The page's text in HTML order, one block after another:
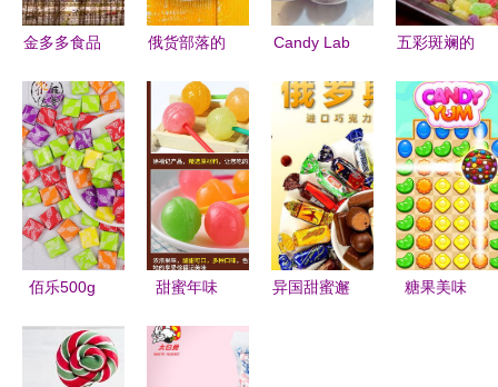
金多多食品
工投产，糖
果产业再添
新动能
俄货部落的
从坚果到布
丁的健康零
食新主张
Candy Lab
探索甜蜜的
科学与创意
五彩斑斓的
多色糖果的
魔法之旅
佰乐500g
蕾上的欢乐
甜蜜年味
棒棒糖桶
异国甜蜜邂
糖果美味